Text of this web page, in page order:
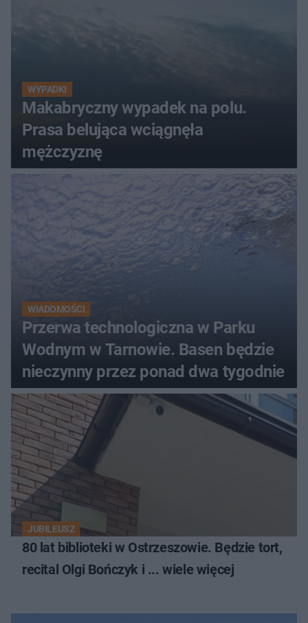
WYPADKI
Makabryczny wypadek na polu.
Prasa belująca wciągnęła
mężczyznę
WIADOMOŚCI
Przerwa technologiczna w Parku
Wodnym w Tarnowie. Basen będzie
nieczynny przez ponad dwa tygodnie
JUBILEUSZ
80 lat biblioteki w Ostrzeszowie. Będzie tort,
recital Olgi Bończyk i ... wiele więcej